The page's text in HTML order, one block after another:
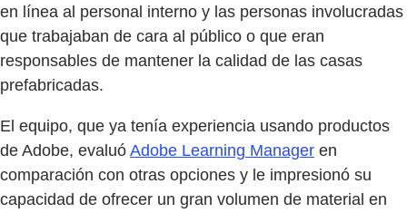
en línea al personal interno y las personas involucradas
que trabajaban de cara al público o que eran
responsables de mantener la calidad de las casas
prefabricadas.
El equipo, que ya tenía experiencia usando productos
de Adobe, evaluó Adobe Learning Manager en
comparación con otras opciones y le impresionó su
capacidad de ofrecer un gran volumen de material en